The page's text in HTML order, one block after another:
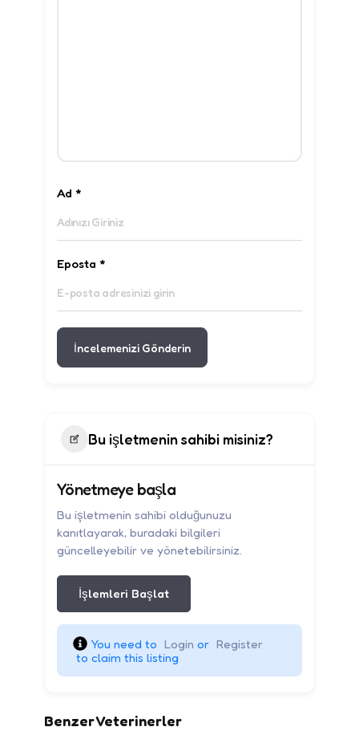
Ad *
Eposta *
İncelemenizi Gönderin
Bu işletmenin sahibi misiniz?
Yönetmeye başla
Bu işletmenin sahibi olduğunuzu
kanıtlayarak, buradaki bilgileri
güncelleyebilir ve yönetebilirsiniz.
İşlemleri Başlat
You need to Login or Register
to claim this listing
Benzer Veterinerler